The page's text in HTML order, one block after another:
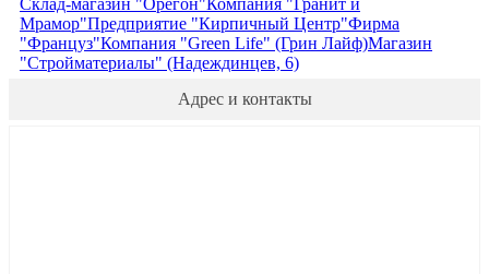
Мрамор"Предприятие "Кирпичный Центр"Фирма
"Француз"Компания "Green Life" (Грин Лайф)Магазин
"Стройматериалы" (Надеждинцев, 6)
Адрес и контакты